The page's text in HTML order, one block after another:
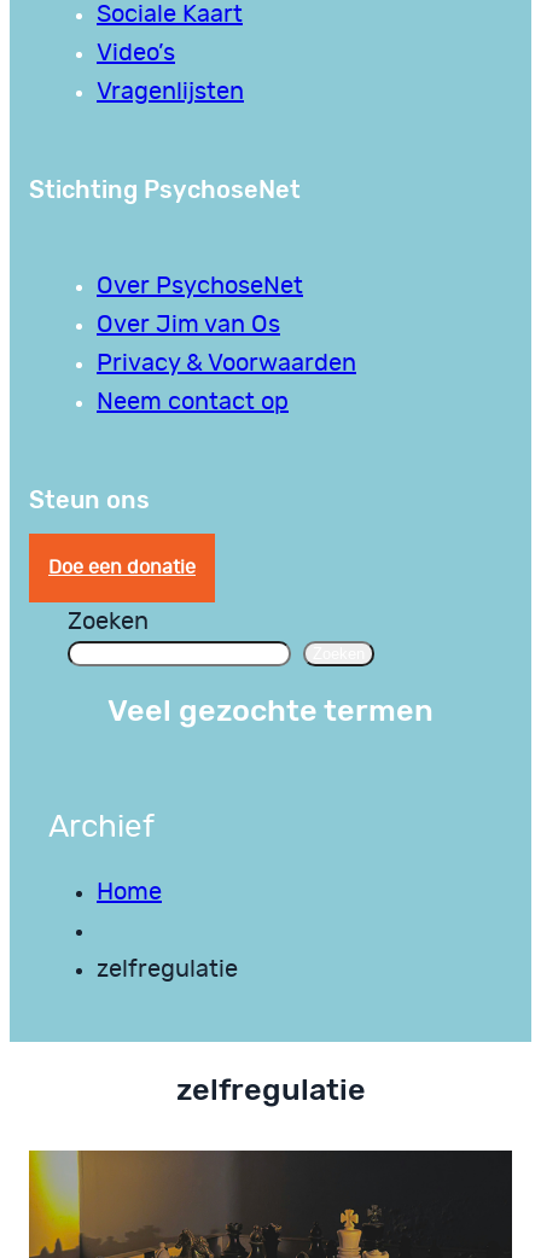
Sociale Kaart
Video’s
Vragenlijsten
Stichting PsychoseNet
Over PsychoseNet
Over Jim van Os
Privacy & Voorwaarden
Neem contact op
Steun ons
Doe een donatie
Zoeken
Veel gezochte termen
Archief
Home
zelfregulatie
zelfregulatie